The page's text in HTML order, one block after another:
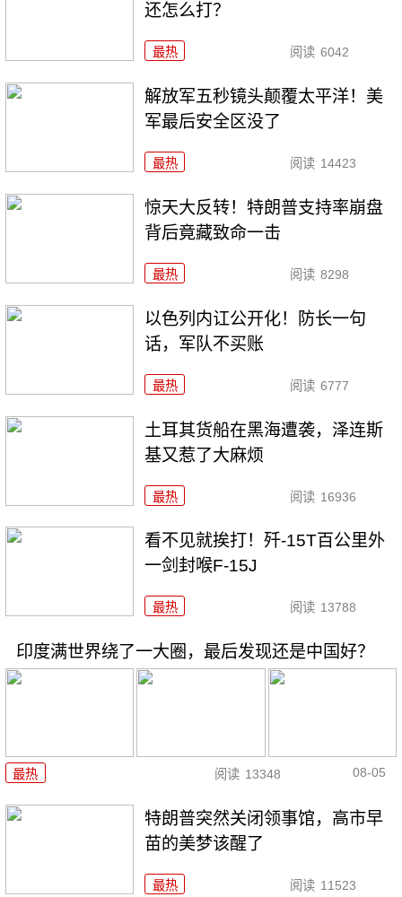
还怎么打？
最热 阅读 6042
解放军五秒镜头颠覆太平洋！美
军最后安全区没了
最热 阅读 14423
惊天大反转！特朗普支持率崩盘
背后竟藏致命一击
最热 阅读 8298
以色列内讧公开化！防长一句
话，军队不买账
最热 阅读 6777
土耳其货船在黑海遭袭，泽连斯
基又惹了大麻烦
最热 阅读 16936
看不见就挨打！歼-15T百公里外
一剑封喉F-15J
最热 阅读 13788
印度满世界绕了一大圈，最后发现还是中国好？
最热 阅读 13348 08-05
特朗普突然关闭领事馆，高市早
苗的美梦该醒了
最热 阅读 11523